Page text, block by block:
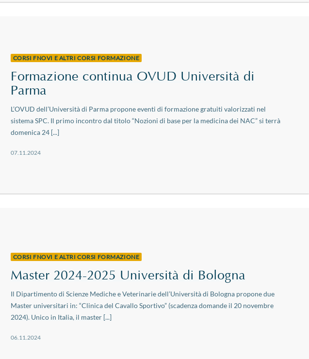
CORSI FNOVI E ALTRI CORSI FORMAZIONE
Formazione continua OVUD Università di
Parma
L’OVUD dell’Università di Parma propone eventi di formazione gratuiti valorizzati nel
sistema SPC. Il primo incontro dal titolo “Nozioni di base per la medicina dei NAC” si terrà
domenica 24 [...]
07.11.2024
CORSI FNOVI E ALTRI CORSI FORMAZIONE
Master 2024-2025 Università di Bologna
Il Dipartimento di Scienze Mediche e Veterinarie dell’Università di Bologna propone due
Master universitari in: “Clinica del Cavallo Sportivo” (scadenza domande il 20 novembre
2024). Unico in Italia, il master [...]
06.11.2024